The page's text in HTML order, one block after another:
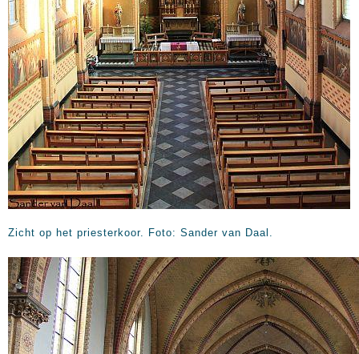
Zicht op het priesterkoor. Foto: Sander van Daal.